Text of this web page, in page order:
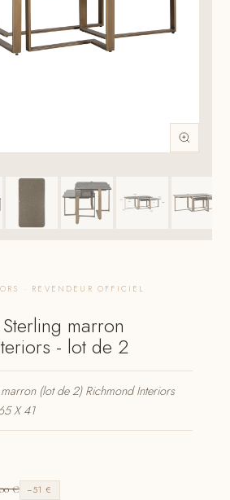
· REVENDEUR OFFICIEL
marron
- lot de 2
(lot de 2) Richmond Interiors
X 41
€ −51 €